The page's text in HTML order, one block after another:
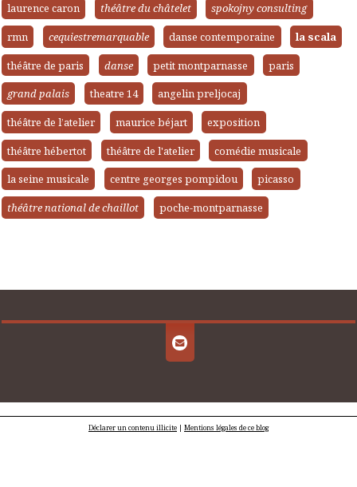
laurence caron
théâtre du châtelet
spokojny consulting
rmn
cequiestremarquable danse contemporaine
la scala
théâtre de paris
danse petit montparnasse
paris
grand palais
theatre 14
angelin preljocaj
théâtre de l’atelier
maurice béjart
exposition
théâtre hébertot
théâtre de l'atelier
comédie musicale
la seine musicale
centre georges pompidou
picasso
théâtre national de chaillot
poche-montparnasse
Déclarer un contenu illicite | Mentions légales de ce blog